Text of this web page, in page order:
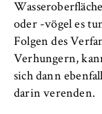
oder -vögel es
Folgen des
Verhungern,
sich dann
darin verenden.
Anbieter:
Betreiber
Zweck:
Dient der